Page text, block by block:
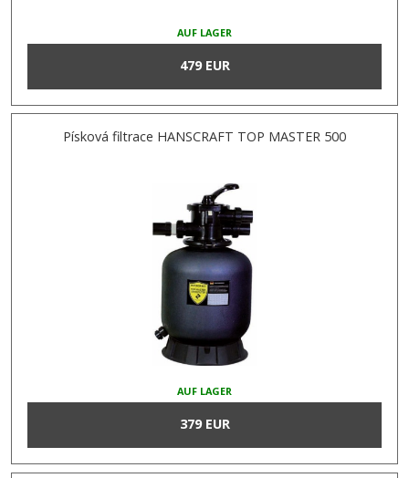
AUF LAGER
479 EUR
Písková filtrace HANSCRAFT TOP MASTER 500
AUF LAGER
379 EUR